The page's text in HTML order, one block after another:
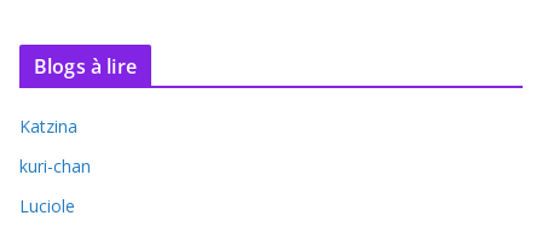
Blogs à lire
Katzina
kuri-chan
Luciole